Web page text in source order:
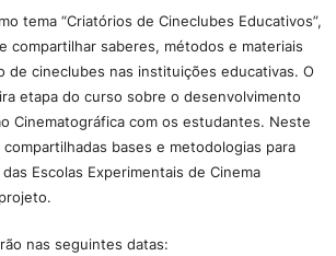
tema “Criatórios de Cineclubes Educativos”,
compartilhar saberes, métodos e materiais
de cineclubes nas instituições educativas. O
etapa do curso sobre o desenvolvimento
Cinematográfica com os estudantes. Neste
bases e metodologias para
Escolas Experimentais de Cinema
nas seguintes datas: